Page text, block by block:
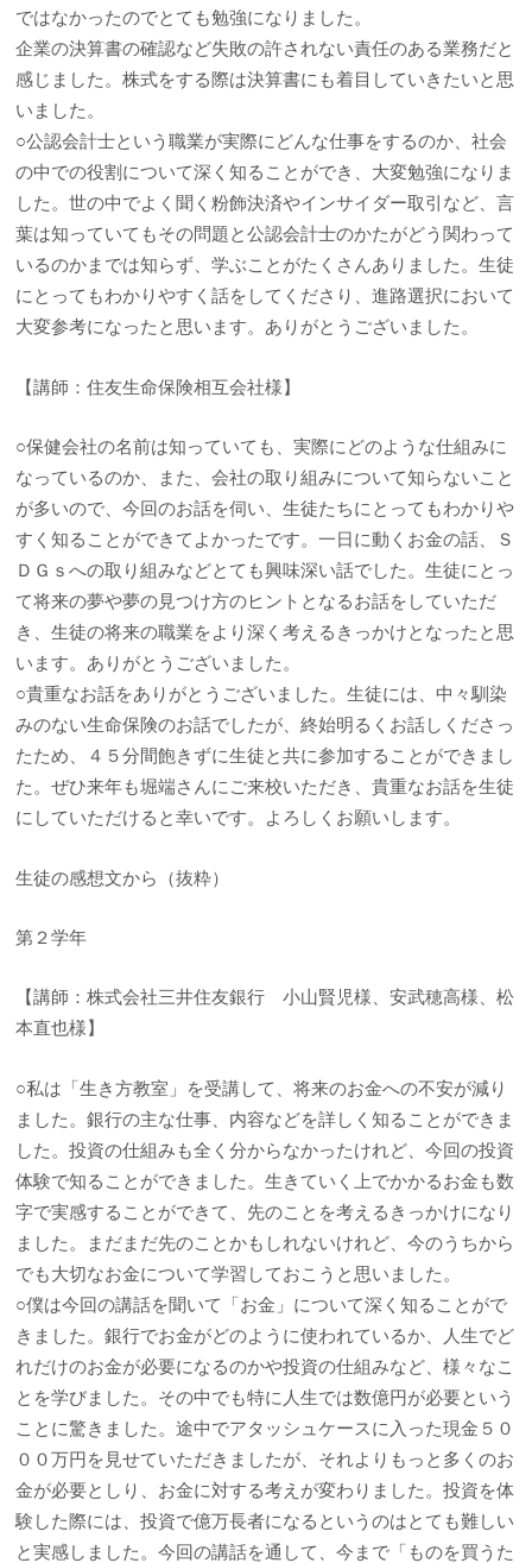
ではなかったのでとても勉強になりました。
企業の決算書の確認など失敗の許されない責任のある業務だと
感じました。株式をする際は決算書にも着目していきたいと思
いました。
○公認会計士という職業が実際にどんな仕事をするのか、社会
の中での役割について深く知ることができ、大変勉強になりま
した。世の中でよく聞く粉飾決済やインサイダー取引など、言
葉は知っていてもその問題と公認会計士のかたがどう関わって
いるのかまでは知らず、学ぶことがたくさんありました。生徒
にとってもわかりやすく話をしてくださり、進路選択において
大変参考になったと思います。ありがとうございました。
【講師：住友生命保険相互会社様】
○保健会社の名前は知っていても、実際にどのような仕組みに
なっているのか、また、会社の取り組みについて知らないこと
が多いので、今回のお話を伺い、生徒たちにとってもわかりや
すく知ることができてよかったです。一日に動くお金の話、Ｓ
ＤＧｓへの取り組みなどとても興味深い話でした。生徒にとっ
て将来の夢や夢の見つけ方のヒントとなるお話をしていただ
き、生徒の将来の職業をより深く考えるきっかけとなったと思
います。ありがとうございました。
○貴重なお話をありがとうございました。生徒には、中々馴染
みのない生命保険のお話でしたが、終始明るくお話しくださっ
たため、４５分間飽きずに生徒と共に参加することができまし
た。ぜひ来年も堀端さんにご来校いただき、貴重なお話を生徒
にしていただけると幸いです。よろしくお願いします。
生徒の感想文から（抜粋）
第２学年
【講師：株式会社三井住友銀行 小山賢児様、安武穂高様、松
本直也様】
○私は「生き方教室」を受講して、将来のお金への不安が減り
ました。銀行の主な仕事、内容などを詳しく知ることができま
した。投資の仕組みも全く分からなかったけれど、今回の投資
体験で知ることができました。生きていく上でかかるお金も数
字で実感することができて、先のことを考えるきっかけになり
ました。まだまだ先のことかもしれないけれど、今のうちから
でも大切なお金について学習しておこうと思いました。
○僕は今回の講話を聞いて「お金」について深く知ることがで
きました。銀行でお金がどのように使われているか、人生でど
れだけのお金が必要になるのかや投資の仕組みなど、様々なこ
とを学びました。その中でも特に人生では数億円が必要という
ことに驚きました。途中でアタッシュケースに入った現金５０
００万円を見せていただきましたが、それよりもっと多くのお
金が必要としり、お金に対する考えが変わりました。投資を体
験した際には、投資で億万長者になるというのはとても難しい
と実感しました。今回の講話を通して、今まで「ものを買うた